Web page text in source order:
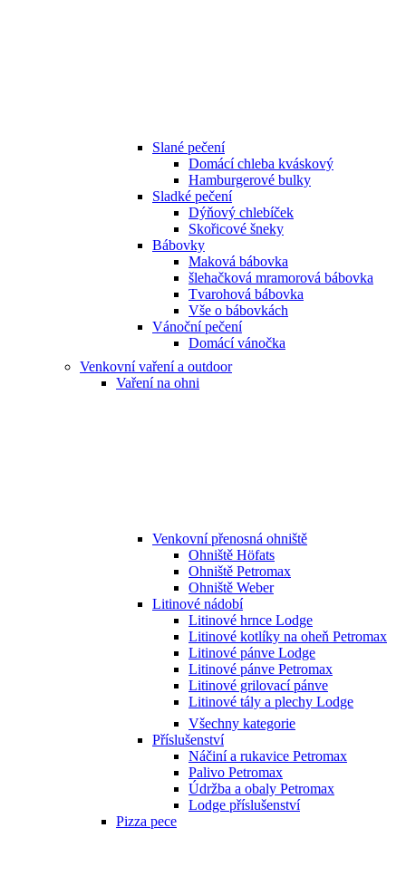
Slané pečení
Domácí chleba kváskový
Hamburgerové bulky
Sladké pečení
Dýňový chlebíček
Skořicové šneky
Bábovky
Maková bábovka
šlehačková mramorová bábovka
Tvarohová bábovka
Vše o bábovkách
Vánoční pečení
Domácí vánočka
Venkovní vaření a outdoor
Vaření na ohni
Venkovní přenosná ohniště
Ohniště Höfats
Ohniště Petromax
Ohniště Weber
Litinové nádobí
Litinové hrnce Lodge
Litinové kotlíky na oheň Petromax
Litinové pánve Lodge
Litinové pánve Petromax
Litinové grilovací pánve
Litinové tály a plechy Lodge
Všechny kategorie
Příslušenství
Náčiní a rukavice Petromax
Palivo Petromax
Údržba a obaly Petromax
Lodge příslušenství
Pizza pece